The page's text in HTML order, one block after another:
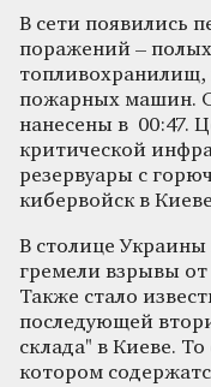
В сети появились
поражений –
топливохранилищ,
пожарных машин.
нанесены в 00:47.
критической
резервуары с
кибервойск в
В столице Украины
гремели взрывы от
Также стало
последующей
склада" в Киеве.
котором